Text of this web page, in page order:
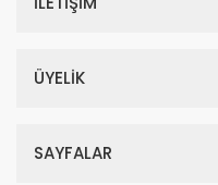
ÜYELİK
SAYFALAR